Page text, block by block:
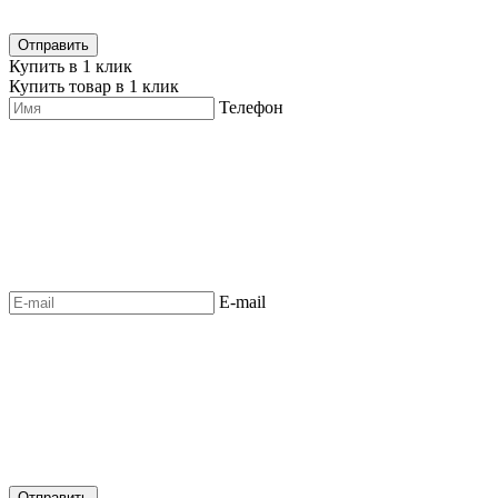
Купить в 1 клик
Купить товар в 1 клик
Телефон
E-mail